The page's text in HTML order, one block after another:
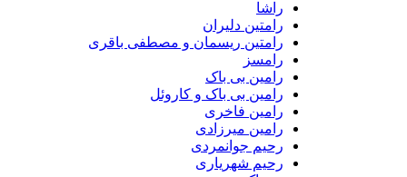
رامتین دلیران
رامتین ریسمان و مصطفی باقری
رامین بی باک
رامین بی باک و کاروئل
رامین فاخری
رامین میرزادی
رحیم جوانمردی
رحیم شهریاری